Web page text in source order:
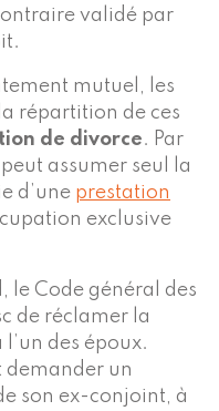
validé par
mutuel, les
répartition de ces
de divorce. Par
assumer seul la
d’une prestation
exclusive
le Code général des
de réclamer la
des époux.
demander un
son ex-conjoint, à